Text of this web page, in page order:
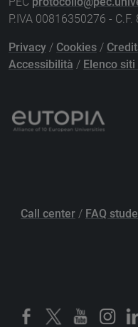
P.IVA 00816350276 -
Privacy / Cookies /
Accessibilità / Elenco
Call center / FAQ